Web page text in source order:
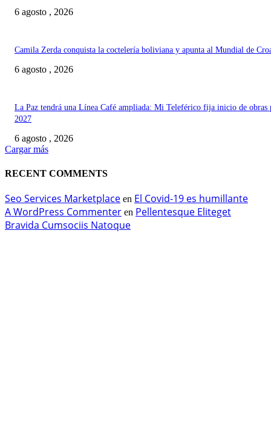
6 agosto , 2026
Camila Zerda conquista la coctelería boliviana y apunta al Mundial de
6 agosto , 2026
La Paz tendrá una Línea Café ampliada: Mi Teleférico fija inicio de obras
2027
6 agosto , 2026
Cargar más
RECENT COMMENTS
Seo Services Marketplace en El Covid-19 es humillante
A WordPress Commenter en Pellentesque Eliteget
Bravida Cumsociis Natoque